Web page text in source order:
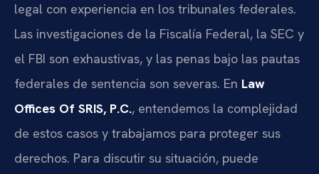
legal con experiencia en los tribunales federales.
Las investigaciones de la Fiscalía Federal, la SEC y
el FBI son exhaustivas, y las penas bajo las pautas
federales de sentencia son severas. En Law
Offices Of SRIS, P.C., entendemos la complejidad
de estos casos y trabajamos para proteger sus
derechos. Para discutir su situación, puede